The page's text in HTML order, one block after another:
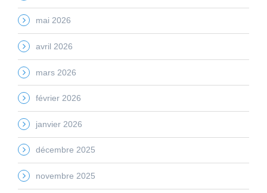
mai 2026
avril 2026
mars 2026
février 2026
janvier 2026
décembre 2025
novembre 2025